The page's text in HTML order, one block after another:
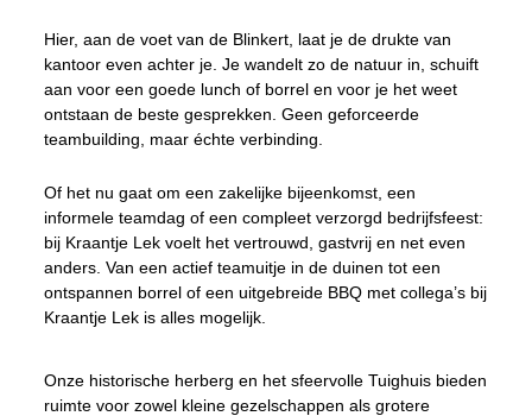
Hier, aan de voet van de Blinkert, laat je de drukte van
kantoor even achter je. Je wandelt zo de natuur in, schuift
aan voor een goede lunch of borrel en voor je het weet
ontstaan de beste gesprekken. Geen geforceerde
teambuilding, maar échte verbinding.
Of het nu gaat om een zakelijke bijeenkomst, een
informele teamdag of een compleet verzorgd bedrijfsfeest:
bij Kraantje Lek voelt het vertrouwd, gastvrij en net even
anders. Van een actief teamuitje in de duinen tot een
ontspannen borrel of een uitgebreide BBQ met collega’s bij
Kraantje Lek is alles mogelijk.
Onze historische herberg en het sfeervolle Tuighuis bieden
ruimte voor zowel kleine gezelschappen als grotere